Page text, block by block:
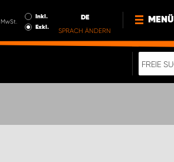
MwSt.
Inkl.
Exkl.
DE
SPRACH ÄNDERN
MENÜ
NEWS